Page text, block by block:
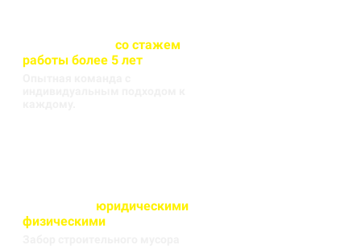
со стажем
работы более 5 лет
юридическими
физическими